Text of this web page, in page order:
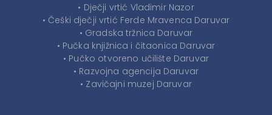
• Dječji vrtić Vladimir Nazor
• Češki dječji vrtić Ferde Mravenca Daruvar
• Gradska tržnica Daruvar
• Pučka knjižnica i čitaonica Daruvar
• Pučko otvoreno učilište Daruvar
• Razvojna agencija Daruvar
• Zavičajni muzej Daruvar